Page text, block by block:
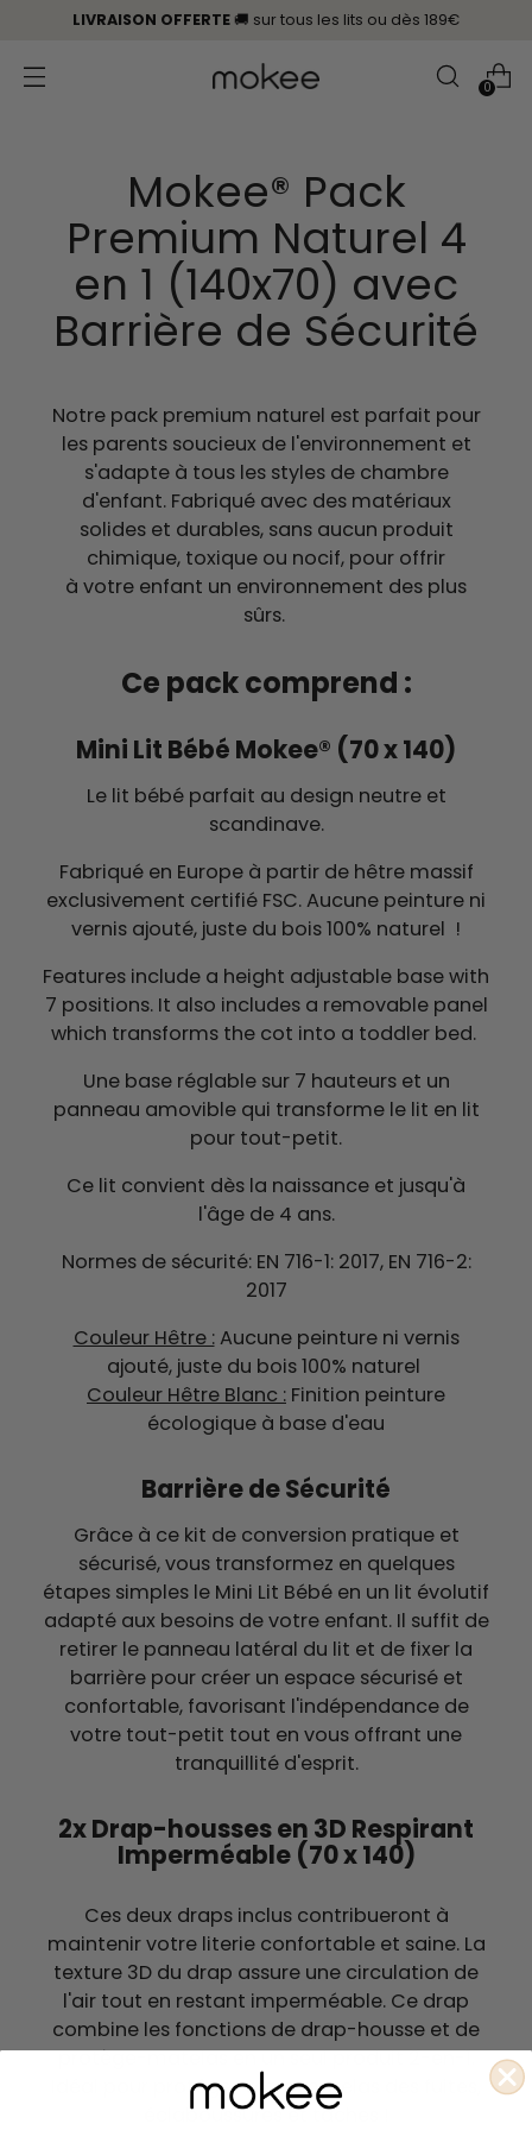
LIVRAISON OFFERTE 🚚 sur tous les lits ou dès 189€
0
Mokee® Pack
Premium Naturel 4
en 1 (140x70) avec
Barrière de Sécurité
Notre pack premium naturel est parfait pour
les parents soucieux de l'environnement et
s'adapte à tous les styles de chambre
d'enfant. Fabriqué avec des matériaux
solides et durables, sans aucun produit
chimique, toxique ou nocif, pour offrir
à votre enfant un environnement des plus
sûrs.
Ce pack comprend :
Mini Lit Bébé Mokee® (70 x 140)
Le lit bébé parfait au design neutre et
scandinave.
Fabriqué en Europe à partir de hêtre massif
exclusivement certifié FSC. Aucune peinture ni
vernis ajouté, juste du bois 100% naturel !
Features include a height adjustable base with
7 positions. It also includes a removable panel
which transforms the cot into a toddler bed.
Une base réglable sur 7 hauteurs et un
panneau amovible qui transforme le lit en lit
pour tout-petit.
Ce lit convient dès la naissance et jusqu'à
l'âge de 4 ans.
Normes de sécurité: EN 716-1: 2017, EN 716-2:
2017
Couleur Hêtre :Aucune peinture ni vernis
ajouté, juste du bois 100% naturel
Couleur Hêtre Blanc : Finition peinture
écologique à base d'eau
Barrière de Sécurité
Grâce à ce kit de conversion pratique et
sécurisé, vous transformez en quelques
étapes simples le Mini Lit Bébé en un lit évolutif
adapté aux besoins de votre enfant. Il suffit de
retirer le panneau latéral du lit et de fixer la
barrière pour créer un espace sécurisé et
confortable, favorisant l'indépendance de
votre tout-petit tout en vous offrant une
tranquillité d'esprit.
2x Drap-housses en 3D Respirant
Imperméable (70 x 140)
Ces deux draps inclus contribueront à
maintenir votre literie confortable et saine. La
texture 3D du drap assure une circulation de
l'air tout en restant imperméable. Ce drap
combine les fonctions de drap-housse et de
protège-matelas en un seul produit 2-en-1.
Idéal pour protéger votre matelas des fuites,
éclaboussures et taches !